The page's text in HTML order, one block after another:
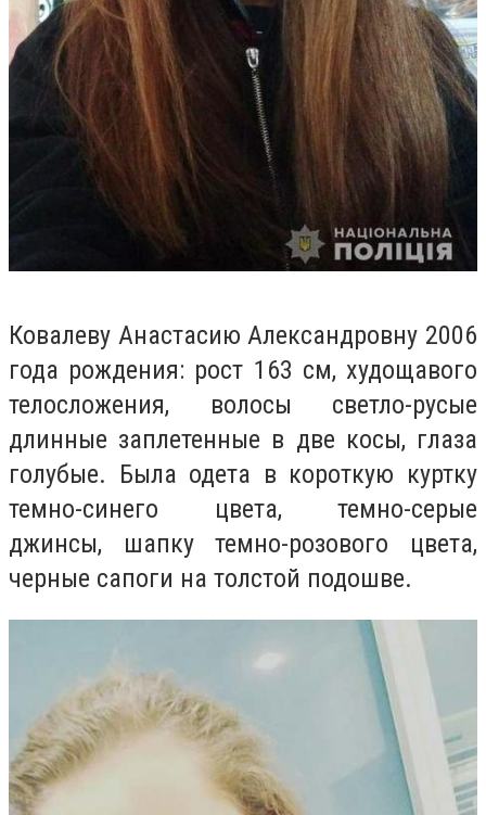
Ковалеву Анастасию Александровну 2006
года рождения: рост 163 см, худощавого
телосложения, волосы светло-русые
длинные заплетенные в две косы, глаза
голубые. Была одета в короткую куртку
темно-синего цвета, темно-серые
джинсы, шапку темно-розового цвета,
черные сапоги на толстой подошве.